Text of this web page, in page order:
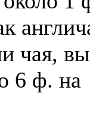
чая,
6 ф. на